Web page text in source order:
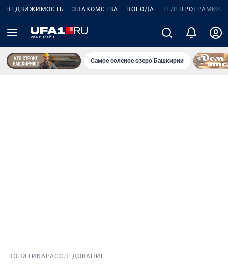
НЕДВИЖИМОСТЬ ЗНАКОМСТВА ПОГОДА ТЕЛЕПРОГРАММА
Самое соленое озеро Башкирии
ПОЛИТИКА РАССЛЕДОВАНИЕ